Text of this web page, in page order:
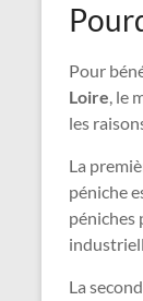
Pour
Loire, le
les
La
péniche
péniches
La